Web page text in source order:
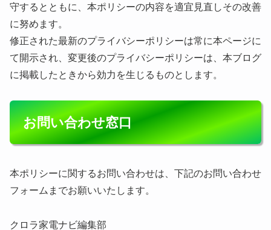
守するとともに、本ポリシーの内容を適宜見直しその改善
に努めます。
修正された最新のプライバシーポリシーは常に本ページに
て開示され、変更後のプライバシーポリシーは、本ブログ
に掲載したときから効力を生じるものとします。
お問い合わせ窓口
本ポリシーに関するお問い合わせは、下記のお問い合わせ
フォームまでお願いいたします。
クロラ家電ナビ編集部